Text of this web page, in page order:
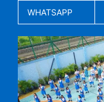
WHATSAPP